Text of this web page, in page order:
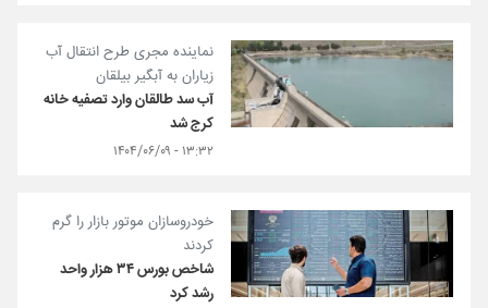
نماینده مجری طرح انتقال آب
زیاران به آبگیر بیلقان
آب سد طالقان وارد تصفیه خانه
کرج شد
۱۳:۳۲ - ۱۴۰۴/۰۶/۰۹
خودروسازان موتور بازار را گرم
کردند
شاخص بورس ۳۴ هزار واحد
رشد کرد